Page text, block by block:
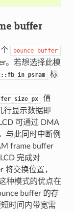
buffer
bounce buffer
。若想选择此模
标
值
行显示数据即
可通过 DMA
与此同时中断例
frame buffer
完成对
将交换位置，
种模式的优点在
buffer 的存
时间内带宽需